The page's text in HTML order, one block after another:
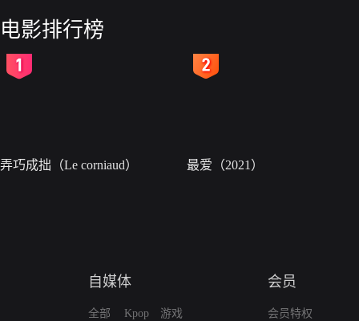
电影排行榜
弄巧成拙（Le corniaud） 最爱（2021）
自媒体
全部
Kpop
游戏
会员
会员特权